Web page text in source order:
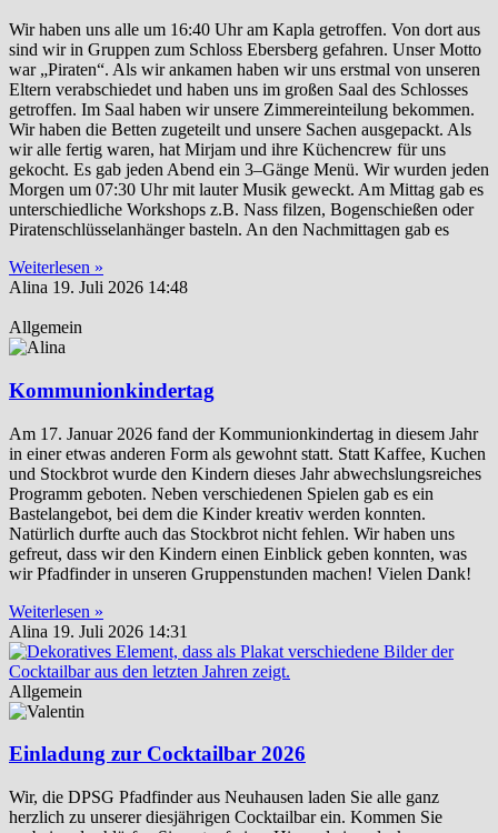
Wir haben uns alle um 16:40 Uhr am Kapla getroffen. Von dort aus
sind wir in Gruppen zum Schloss Ebersberg gefahren. Unser Motto
war „Piraten“. Als wir ankamen haben wir uns erstmal von unseren
Eltern verabschiedet und haben uns im großen Saal des Schlosses
getroffen. Im Saal haben wir unsere Zimmereinteilung bekommen.
Wir haben die Betten zugeteilt und unsere Sachen ausgepackt. Als
wir alle fertig waren, hat Mirjam und ihre Küchencrew für uns
gekocht. Es gab jeden Abend ein 3–Gänge Menü. Wir wurden jeden
Morgen um 07:30 Uhr mit lauter Musik geweckt. Am Mittag gab es
unterschiedliche Workshops z.B. Nass filzen, Bogenschießen oder
Piratenschlüsselanhänger basteln. An den Nachmittagen gab es
Weiterlesen »
Alina 19. Juli 2026 14:48
Allgemein
Kommunionkindertag
Am 17. Januar 2026 fand der Kommunionkindertag in diesem Jahr
in einer etwas anderen Form als gewohnt statt. Statt Kaffee, Kuchen
und Stockbrot wurde den Kindern dieses Jahr abwechslungsreiches
Programm geboten. Neben verschiedenen Spielen gab es ein
Bastelangebot, bei dem die Kinder kreativ werden konnten.
Natürlich durfte auch das Stockbrot nicht fehlen. Wir haben uns
gefreut, dass wir den Kindern einen Einblick geben konnten, was
wir Pfadfinder in unseren Gruppenstunden machen! Vielen Dank!
Weiterlesen »
Alina 19. Juli 2026 14:31
Allgemein
Einladung zur Cocktailbar 2026
Wir, die DPSG Pfadfinder aus Neuhausen laden Sie alle ganz
herzlich zu unserer diesjährigen Cocktailbar ein. Kommen Sie